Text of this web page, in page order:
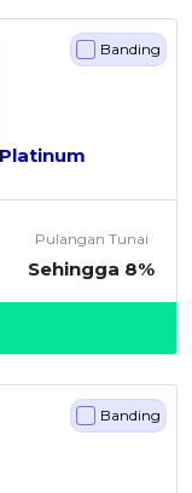
Banding
Pulangan Tunai
Sehingga 8%
Banding